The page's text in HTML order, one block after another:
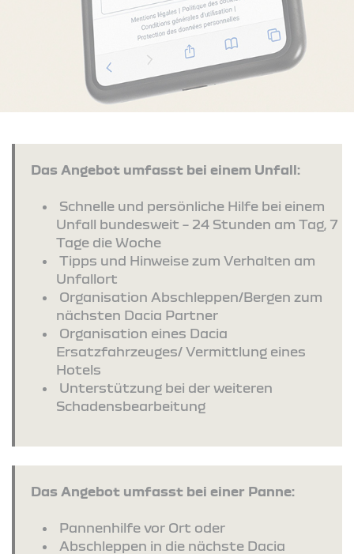
Das Angebot umfasst bei einem Unfall:
Schnelle und persönliche Hilfe bei einem
Unfall bundesweit – 24 Stunden am Tag, 7
Tage die Woche
Tipps und Hinweise zum Verhalten am
Unfallort
Organisation Abschleppen/Bergen zum
nächsten Dacia Partner
Organisation eines Dacia
Ersatzfahrzeuges/ Vermittlung eines
Hotels
Unterstützung bei der weiteren
Schadensbearbeitung
Das Angebot umfasst bei einer Panne:
Pannenhilfe vor Ort oder
Abschleppen in die nächste Dacia